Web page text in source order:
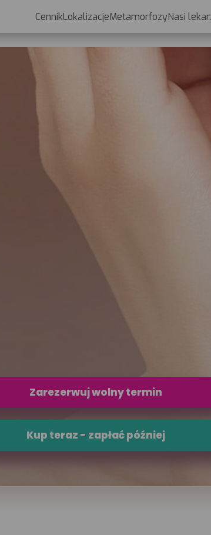
CennikLokalizacjeMetamorfozyNasi
Cennik
Metamorfozy
Nasi lekarze
Zarezerwuj wolny termin
Kup teraz - zapłać później